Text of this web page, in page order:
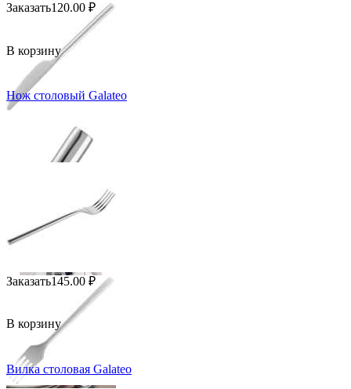
Заказать120.00 ₽
В корзину
Нож столовый Galateo
Заказать145.00 ₽
В корзину
Вилка столовая Galateo